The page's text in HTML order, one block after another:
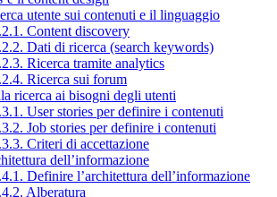
utente sui contenuti e il linguaggio
Content discovery
Dati di ricerca (search keywords)
Ricerca tramite analytics
Ricerca sui forum
ricerca ai bisogni degli utenti
User stories per definire i contenuti
Job stories per definire i contenuti
Criteri di accettazione
dell’informazione
Definire l’architettura dell’informazione
Alberatura